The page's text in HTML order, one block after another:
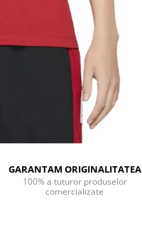
GARANTAM ORIGINALITATEA
100% a tuturor produselor
comercializate